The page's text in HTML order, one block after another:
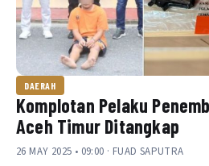
DAERAH
Komplotan Pelaku
Aceh Timur Ditangkap
26 MAY 2025 • 09:00 · FUAD SAPUTRA